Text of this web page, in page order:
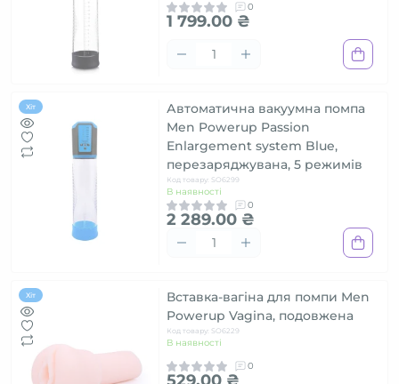
0
1 799.00 ₴
Хіт
Автоматична вакуумна помпа
Men Powerup Passion
Enlargement system Blue,
перезаряджувана, 5 режимів
Код товару: SO6299
В наявності
0
2 289.00 ₴
Хіт
Вставка-вагіна для помпи Men
Powerup Vagina, подовжена
Код товару: SO6229
В наявності
0